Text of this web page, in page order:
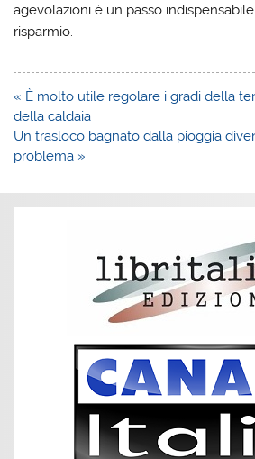
agevolazioni è un passo
risparmio.
Navigazione
articoli
« È molto utile regolare i gradi della
della caldaia
Un trasloco bagnato dalla pioggia
problema »